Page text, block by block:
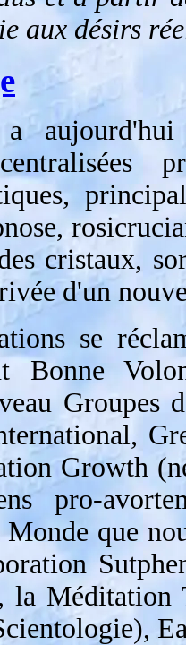
aux désirs
cristaux,
d'un
se
Bonne
Groupes
Growth
pro-
que
la Méditation